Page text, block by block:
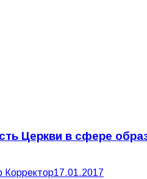
Церкви в сфере
Корректор17.01.2017